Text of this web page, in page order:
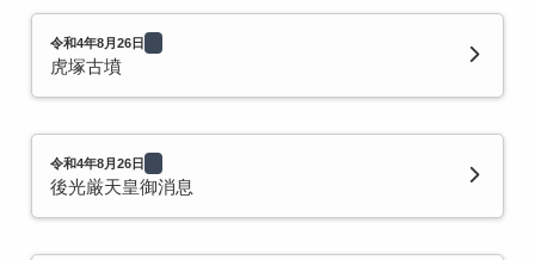
令和4年8月26日
虎塚古墳
令和4年8月26日
後光厳天皇御消息